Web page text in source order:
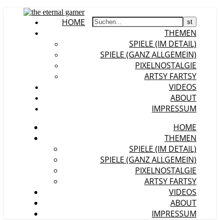
HOME
THEMEN
SPIELE (IM DETAIL)
SPIELE (GANZ ALLGEMEIN)
PIXELNOSTALGIE
ARTSY FARTSY
VIDEOS
ABOUT
IMPRESSUM
HOME
THEMEN
SPIELE (IM DETAIL)
SPIELE (GANZ ALLGEMEIN)
PIXELNOSTALGIE
ARTSY FARTSY
VIDEOS
ABOUT
IMPRESSUM